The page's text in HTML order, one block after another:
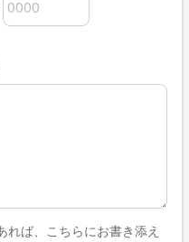
ば、こちらにお書き添え